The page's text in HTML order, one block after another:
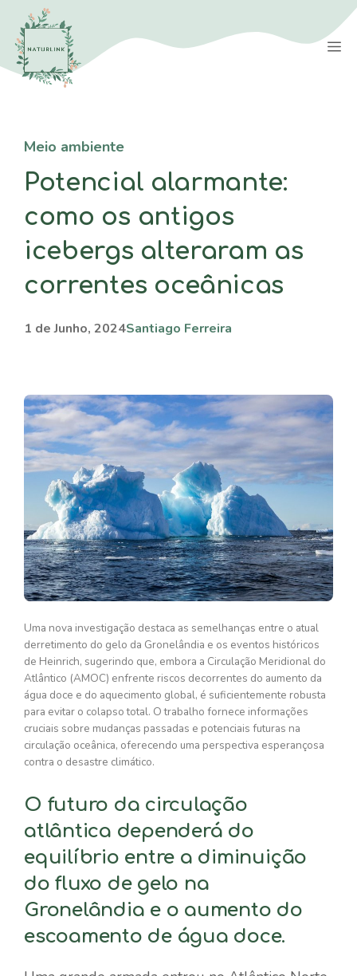
Saltar
para
conteúdo
Meio ambiente
Potencial alarmante:
como os antigos
icebergs alteraram as
correntes oceânicas
1 de Junho, 2024Santiago Ferreira
Uma nova investigação destaca as semelhanças entre o atual
derretimento do gelo da Gronelândia e os eventos históricos
de Heinrich, sugerindo que, embora a Circulação Meridional do
Atlântico (AMOC) enfrente riscos decorrentes do aumento da
água doce e do aquecimento global, é suficientemente robusta
para evitar o colapso total. O trabalho fornece informações
cruciais sobre mudanças passadas e potenciais futuras na
circulação oceânica, oferecendo uma perspectiva esperançosa
contra o desastre climático.
O futuro da circulação
atlântica dependerá do
equilíbrio entre a diminuição
do fluxo de gelo na
Gronelândia e o aumento do
escoamento de água doce.